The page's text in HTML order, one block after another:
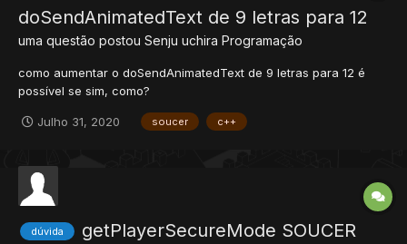
doSendAnimatedText de 9 letras para 12
uma questão postou Senju uchira Programação
como aumentar o doSendAnimatedText de 9 letras para 12 é
possível se sim, como?
Julho 31, 2020 soucer c++
dúvida getPlayerSecureMode SOUCER